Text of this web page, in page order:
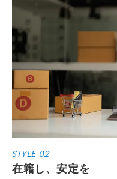
STYLE 02
在籍し、安定を